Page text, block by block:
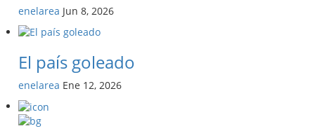
enelarea Jun 8, 2026
El país goleado
enelarea Ene 12, 2026